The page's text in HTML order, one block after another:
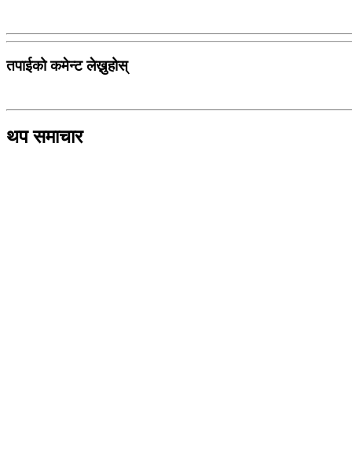
तपाईको कमेन्ट लेख्नुहोस्
थप समाचार